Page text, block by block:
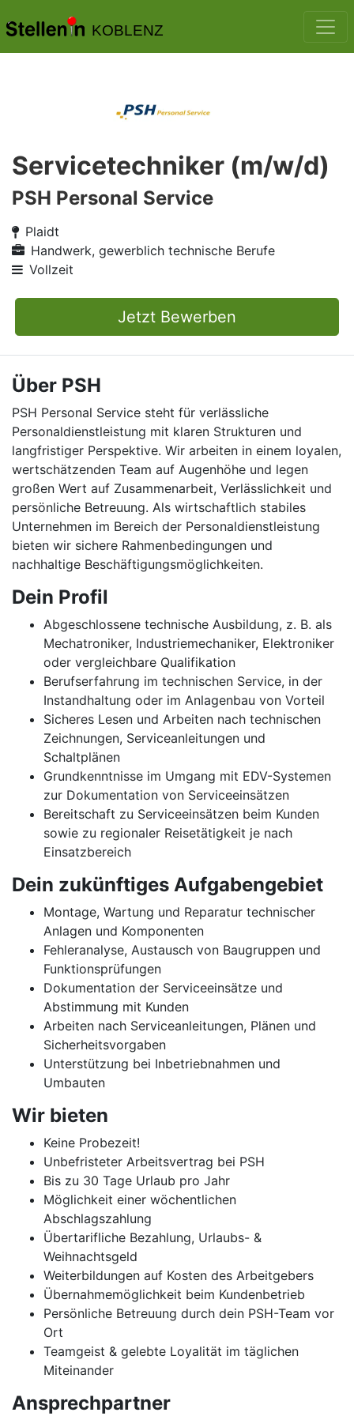
KOBLENZ
Servicetechniker (m/w/d)
PSH Personal Service
Plaidt
Handwerk, gewerblich technische Berufe
Vollzeit
Jetzt Bewerben
Über PSH
PSH Personal Service steht für verlässliche
Personaldienstleistung mit klaren Strukturen und
langfristiger Perspektive. Wir arbeiten in einem loyalen,
wertschätzenden Team auf Augenhöhe und legen
großen Wert auf Zusammenarbeit, Verlässlichkeit und
persönliche Betreuung. Als wirtschaftlich stabiles
Unternehmen im Bereich der Personaldienstleistung
bieten wir sichere Rahmenbedingungen und
nachhaltige Beschäftigungsmöglichkeiten.
Dein Profil
Abgeschlossene technische Ausbildung, z. B. als
Mechatroniker, Industriemechaniker, Elektroniker
oder vergleichbare Qualifikation
Berufserfahrung im technischen Service, in der
Instandhaltung oder im Anlagenbau von Vorteil
Sicheres Lesen und Arbeiten nach technischen
Zeichnungen, Serviceanleitungen und
Schaltplänen
Grundkenntnisse im Umgang mit EDV-Systemen
zur Dokumentation von Serviceeinsätzen
Bereitschaft zu Serviceeinsätzen beim Kunden
sowie zu regionaler Reisetätigkeit je nach
Einsatzbereich
Dein zukünftiges Aufgabengebiet
Montage, Wartung und Reparatur technischer
Anlagen und Komponenten
Fehleranalyse, Austausch von Baugruppen und
Funktionsprüfungen
Dokumentation der Serviceeinsätze und
Abstimmung mit Kunden
Arbeiten nach Serviceanleitungen, Plänen und
Sicherheitsvorgaben
Unterstützung bei Inbetriebnahmen und
Umbauten
Wir bieten
Keine Probezeit!
Unbefristeter Arbeitsvertrag bei PSH
Bis zu 30 Tage Urlaub pro Jahr
Möglichkeit einer wöchentlichen
Abschlagszahlung
Übertarifliche Bezahlung, Urlaubs- &
Weihnachtsgeld
Weiterbildungen auf Kosten des Arbeitgebers
Übernahmemöglichkeit beim Kundenbetrieb
Persönliche Betreuung durch dein PSH-Team vor
Ort
Teamgeist & gelebte Loyalität im täglichen
Miteinander
Ansprechpartner